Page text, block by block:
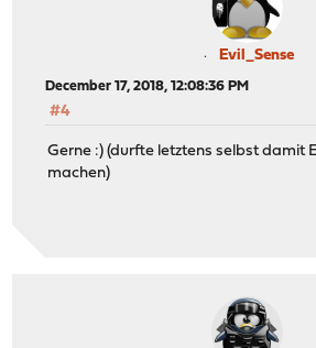
Evil_Sense
December 17, 2018, 12:08:36 PM
#4
Gerne :) (durfte letztens selbst damit
machen)